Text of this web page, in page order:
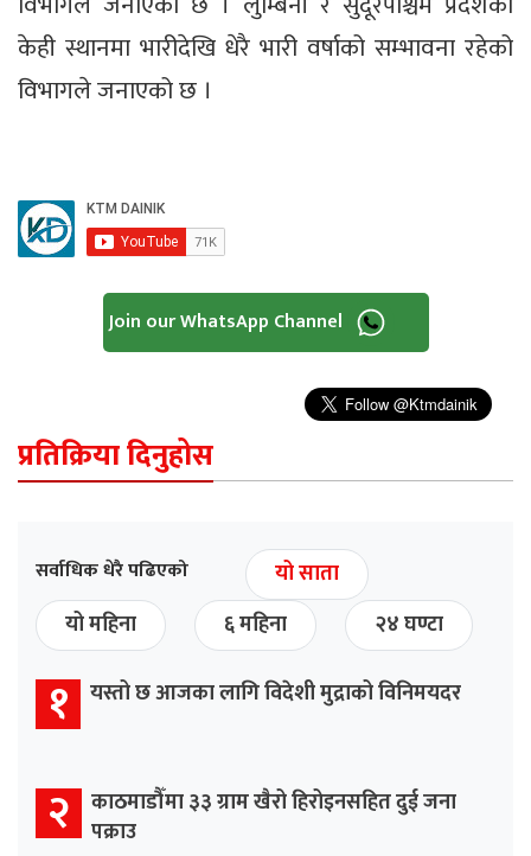
केही स्थानमा भारीदेखि धेरै भारी वर्षाको सम्भावना रहेको
विभागले जनाएको छ ।
Join our WhatsApp Channel
प्रतिक्रिया दिनुहोस
सर्वाधिक धेरै पढिएको
यो साता
यो महिना
६ महिना २४ घण्टा
१ यस्तो छ आजका लागि विदेशी मुद्राको विनिमयदर
२ काठमाडौँमा ३३ ग्राम खैरो हिरोइनसहित दुई जना
पक्राउ